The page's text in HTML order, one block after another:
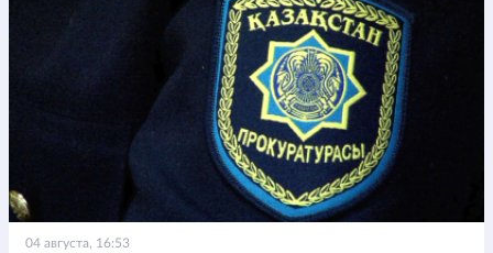
04 августа, 16:53